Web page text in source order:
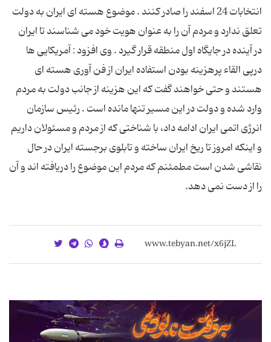
انتخابات 24 اسفند را صادر کنند . موضوع هسته ای ایران به دولت
تعلق ندارد و مردم آن را به عنوان هویت خود می شناسند تا ایران
در آینده در جایگاه اول منطقه قرار گیرد . وی افزود : آمریکایی ها
درپی القاء‌ پرهزینه بودن استفاده ایران از فن آوری هسته ای
هستند و حتی خواهند گفت که این هزینه از جانب دولت به مردم
وارد شده و دولت در این مسیر تنها مانده است . رئیس سازمان
انرژی اتمی ایران ادامه داد، با شناختی که از مردم و مسئولان داریم
و اینکه امروز تا ریخ ایران ساخته و تابلوی برجسته ایران در حال
نقاشی شدن است مطمئنم که مردم این موضوع را دریافته اند و آن
را از دست نمی دهد.